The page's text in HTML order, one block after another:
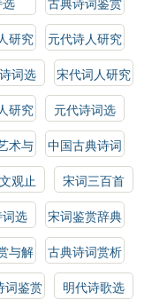
辞典
研究
元代诗人研究
词选
宋代词人研究
研究
元代诗词选
术与
中国古典诗词
选读
观止
宋词三百首
选
宋词鉴赏辞典
与解
古典诗词赏析
词鉴赏
明代诗歌选